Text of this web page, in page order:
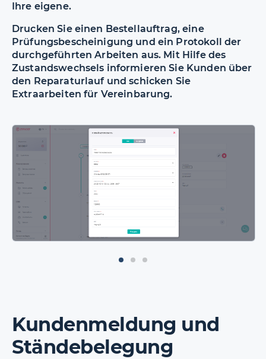
Ihre eigene.
Drucken Sie einen Bestellauftrag, eine
Prüfungsbescheinigung und ein Protokoll der
durchgeführten Arbeiten aus. Mit Hilfe des
Zustandswechsels informieren Sie Kunden über
den Reparaturlauf und schicken Sie
Extraarbeiten für Vereinbarung.
Kundenmeldung und
Ständebelegung